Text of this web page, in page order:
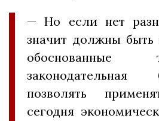
— Но если нет
значит должны
позволять
сегодня